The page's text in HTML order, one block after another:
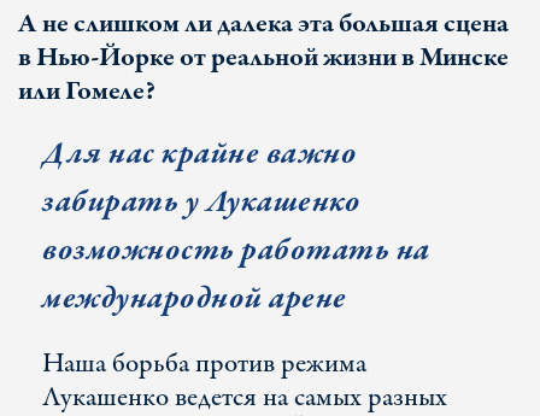
А не слишком ли далека эта большая сцена
в Нью-Йорке от реальной жизни в Минске
или Гомеле?
Для нас крайне важно
забирать у Лукашенко
возможность работать на
международной арене
Наша борьба против режима
Лукашенко ведется на самых разных